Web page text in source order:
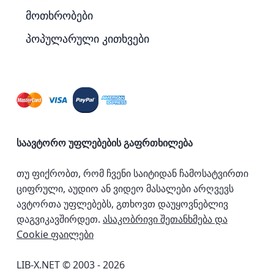
მოთხრობები
პოპულარული კითხვები
საავტორო უფლებების გაფრთხილება
თუ ფიქრობთ, რომ ჩვენი საიტიდან ჩამოსატვირთი
ციფრული, აუდიო ან ვიდეო მასალები არღვევს
ავტორთა უფლებებს, გთხოვთ დაუყოვნებლივ
დაგვიკავშირდეთ. ასაკობრივი შეთანხმება და
Cookie ფაილები
LIB-X.NET © 2003 - 2026